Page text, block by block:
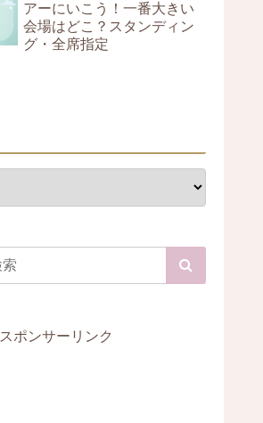
アーにいこう！一番大きい
会場はどこ？スタンディン
グ・全席指定
スポンサーリンク